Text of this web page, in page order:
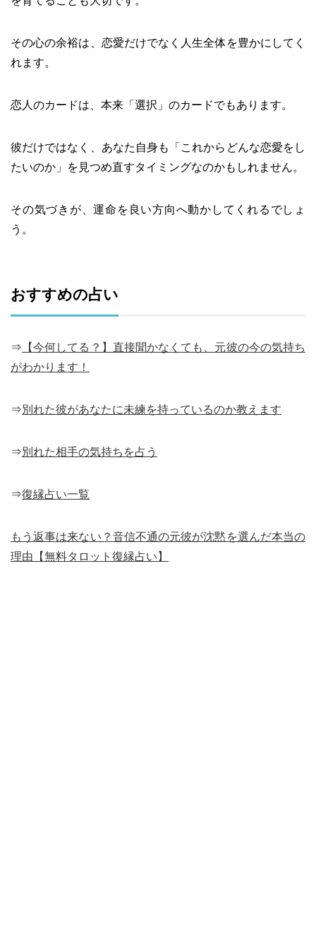
その心の余裕は、恋愛だけでなく人生全体を豊かにしてく
れます。
恋人のカードは、本来「選択」のカードでもあります。
彼だけではなく、あなた自身も「これからどんな恋愛をし
たいのか」を見つめ直すタイミングなのかもしれません。
その気づきが、運命を良い方向へ動かしてくれるでしょ
う。
おすすめの占い
⇒ 【今何してる？】直接聞かなくても、元彼の今の気持ち
がわかります！
⇒別れた彼があなたに未練を持っているのか教えます
⇒別れた相手の気持ちを占う
⇒復縁占い一覧
もう返事は来ない？音信不通の元彼が沈黙を選んだ本当の
理由【無料タロット復縁占い】